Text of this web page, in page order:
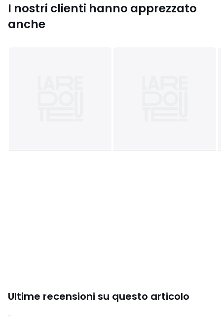
Dimensioni e peso del collo
1 collo
I nostri clienti hanno apprezzato
anche
Ultime recensioni su questo articolo